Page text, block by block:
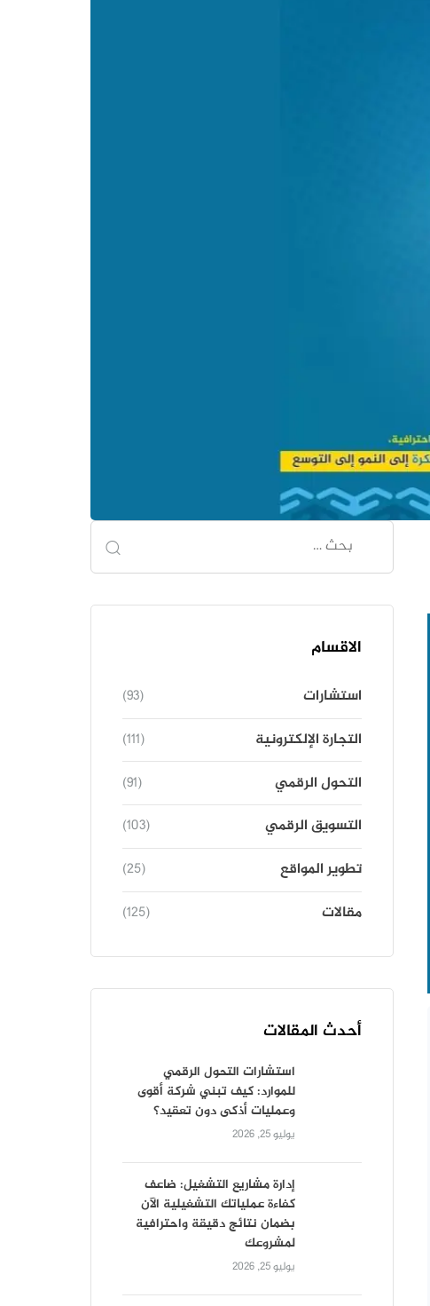
الاقسام
استشارات
(93)
التجارة الإلكترونية
(111)
التحول الرقمي
(91)
التسويق الرقمي
(103)
تطوير المواقع
(25)
مقالات
(125)
أحدث المقالات
استشارات التحول الرقمي
للموارد: كيف تبني شركة أقوى
وعمليات أذكى دون تعقيد؟
يوليو 25, 2026
إدارة مشاريع التشغيل: ضاعف
كفاءة عملياتك التشغيلية الآن
بضمان نتائج دقيقة واحترافية
لمشروعك
يوليو 25, 2026